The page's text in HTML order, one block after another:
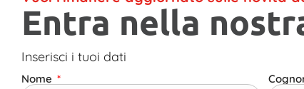
Entra nella
Inserisci i tuoi dati
Nome